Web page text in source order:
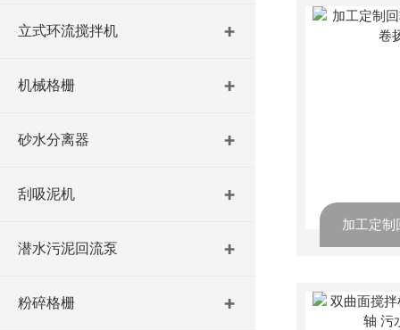
立式环流搅拌机
机械格栅
砂水分离器
刮吸泥机
潜水污泥回流泵
粉碎格栅